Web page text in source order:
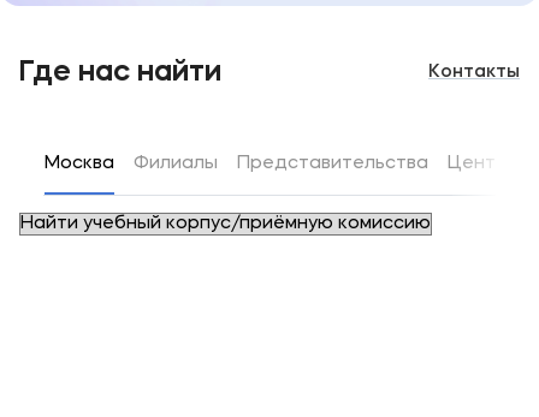
Где нас найти Контакты
Москва Филиалы Представительства Центры